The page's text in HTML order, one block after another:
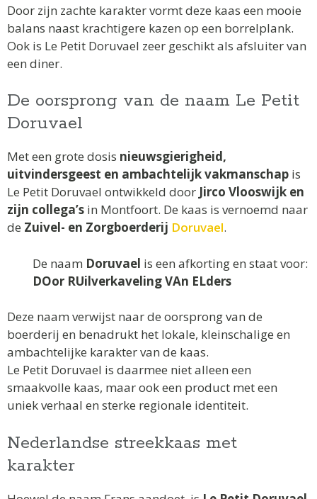
Door zijn zachte karakter vormt deze kaas een mooie
balans naast krachtigere kazen op een borrelplank.
Ook is Le Petit Doruvael zeer geschikt als afsluiter van
een diner.
De oorsprong van de naam Le Petit
Doruvael
Met een grote dosis nieuwsgierigheid,
uitvindersgeest en ambachtelijk vakmanschap is
Le Petit Doruvael ontwikkeld door Jirco Vlooswijk en
zijn collega’s in Montfoort. De kaas is vernoemd naar
de Zuivel- en Zorgboerderij Doruvael.
De naam Doruvael is een afkorting en staat voor:
DOor RUilverkaveling VAn ELders
Deze naam verwijst naar de oorsprong van de
boerderij en benadrukt het lokale, kleinschalige en
ambachtelijke karakter van de kaas.
Le Petit Doruvael is daarmee niet alleen een
smaakvolle kaas, maar ook een product met een
uniek verhaal en sterke regionale identiteit.
Nederlandse streekkaas met
karakter